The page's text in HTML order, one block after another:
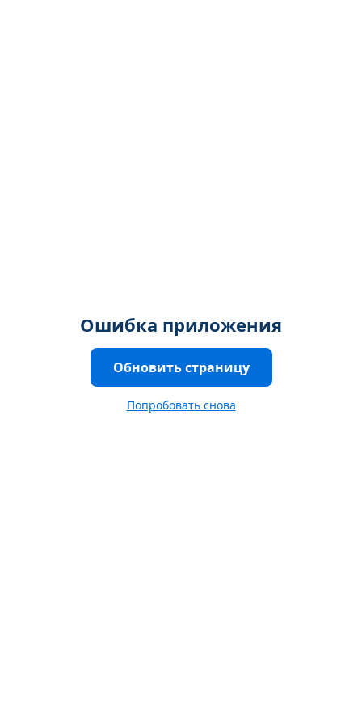
Ошибка приложения
Обновить страницу
Попробовать снова